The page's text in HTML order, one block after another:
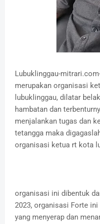
Lubuklinggau-
merupakan organisasi
lubuklinggau, dilatar
hambatan dan
menjalankan tugas dan
tetangga maka
organisasi ketua rt kota
organisasi ini dibentuk
2023, organisasi Forte
yang menyerap dan